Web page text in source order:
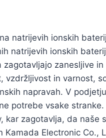
natrijevih ionskih
natrijevih ionskih
zanesljive in
vzdržljivost in varnost,
napravah. V
potrebe vsake stranke.
kar zagotavlja, da naše
Kamada Electronic Co.,